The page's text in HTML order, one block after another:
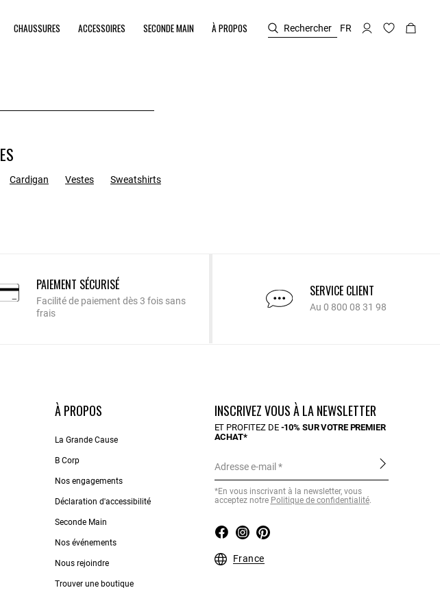
CHAUSSURES ACCESSOIRES SECONDE MAIN À PROPOS Rechercher FR
Cardigan Vestes Sweatshirts
PAIEMENT SÉCURISÉ
Facilité de paiement dès 3 fois sans
frais
SERVICE CLIENT
Au 0 800 08 31 98
À PROPOS
La Grande Cause
B Corp
Nos engagements
Déclaration d'accessibilité
Seconde Main
Nos événements
Nous rejoindre
Trouver une boutique
INSCRIVEZ VOUS À LA NEWSLETTER
ET PROFITEZ DE -10% SUR VOTRE PREMIER
ACHAT*
Adresse e-mail
*En vous inscrivant à la newsletter, vous
acceptez notre Politique de confidentialité.
France